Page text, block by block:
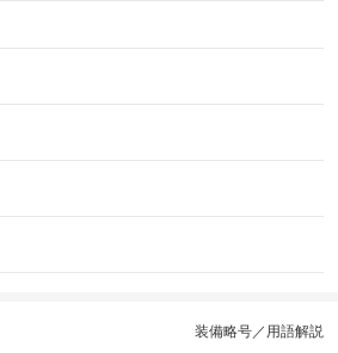
装備略号／用語解説